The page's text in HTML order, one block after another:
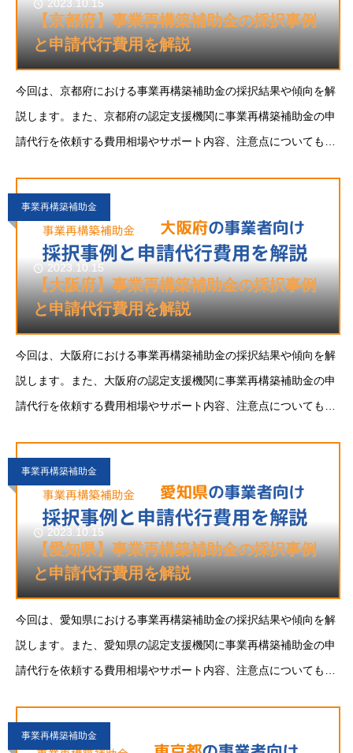
2023.10.15
【京都府】事業再構築補助金の採択事例
と申請代行費用を解説
今回は、京都府における事業再構築補助金の採択結果や傾向を解
説します。また、京都府の認定支援機関に事業再構築補助金の申
請代行を依頼する費用相場やサポート内容、注意点についても解
方の参考になれば幸いです。事業再構築補助金と
事業再構築補助金
2023.10.15
【大阪府】事業再構築補助金の採択事例
と申請代行費用を解説
今回は、大阪府における事業再構築補助金の採択結果や傾向を解
説します。また、大阪府の認定支援機関に事業再構築補助金の申
請代行を依頼する費用相場やサポート内容、注意点についても解
方の参考になれば幸いです。事業再構築補助金と
事業再構築補助金
2023.10.15
【愛知県】事業再構築補助金の採択事例
と申請代行費用を解説
今回は、愛知県における事業再構築補助金の採択結果や傾向を解
説します。また、愛知県の認定支援機関に事業再構築補助金の申
請代行を依頼する費用相場やサポート内容、注意点についても解
方の参考になれば幸いです。事業再構築補助金と
事業再構築補助金